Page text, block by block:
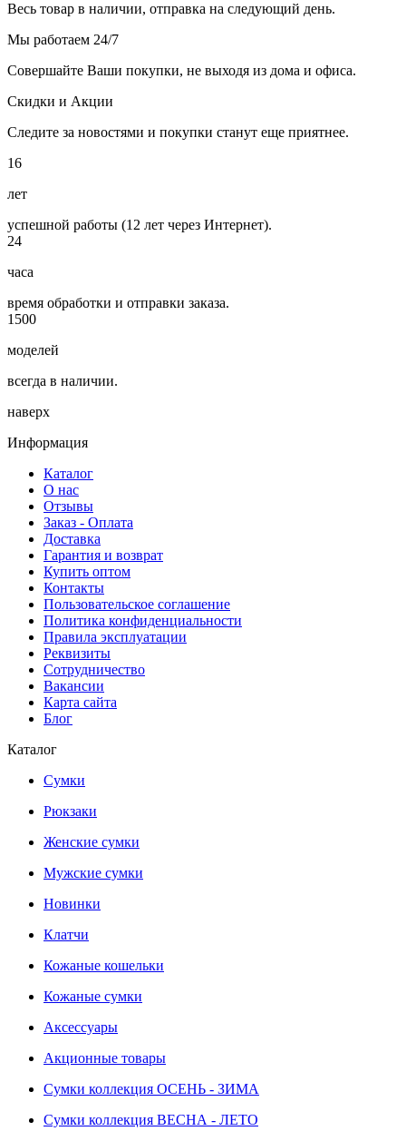
Весь товар в наличии, отправка на следующий день.
Мы работаем 24/7
Совершайте Ваши покупки, не выходя из дома и офиса.
Скидки и Акции
Следите за новостями и покупки станут еще приятнее.
16
лет
успешной работы (12 лет через Интернет).
24
часа
время обработки и отправки заказа.
1500
моделей
всегда в наличии.
наверх
Информация
Каталог
О нас
Отзывы
Заказ - Оплата
Доставка
Гарантия и возврат
Купить оптом
Контакты
Пользовательское соглашение
Политика конфиденциальности
Правила эксплуатации
Реквизиты
Сотрудничество
Вакансии
Карта сайта
Блог
Каталог
Сумки
Рюкзаки
Женские сумки
Мужские сумки
Новинки
Клатчи
Кожаные кошельки
Кожаные сумки
Аксессуары
Акционные товары
Сумки коллекция ОСЕНЬ - ЗИМА
Сумки коллекция ВЕСНА - ЛЕТО